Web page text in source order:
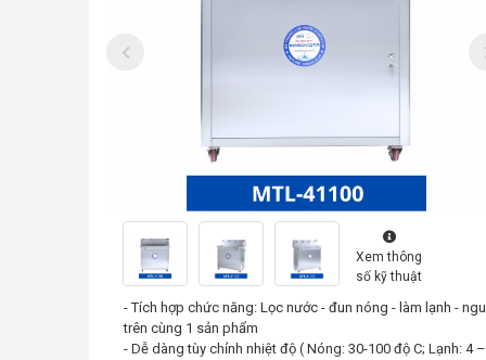
Xem thông
số kỹ thuật
- Tích hợp chức năng: Lọc nước - đun nóng - làm lạnh -
trên cùng 1 sản phẩm
- Dễ dàng tùy chỉnh nhiệt độ ( Nóng: 30-100 độ C; Lạnh: 4